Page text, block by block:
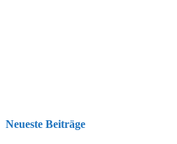
Neueste Beiträge